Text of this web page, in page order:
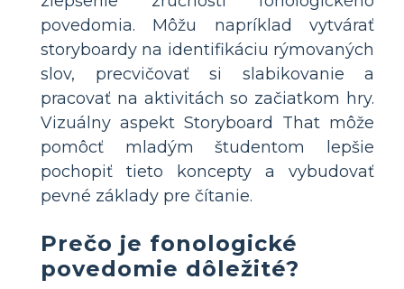
povedomia. Môžu napríklad vytvárať
storyboardy na identifikáciu rýmovaných
slov, precvičovať si slabikovanie a
pracovať na aktivitách so začiatkom hry.
Vizuálny aspekt Storyboard That môže
pomôcť mladým študentom lepšie
pochopiť tieto koncepty a vybudovať
pevné základy pre čítanie.
Prečo je fonologické
povedomie dôležité?